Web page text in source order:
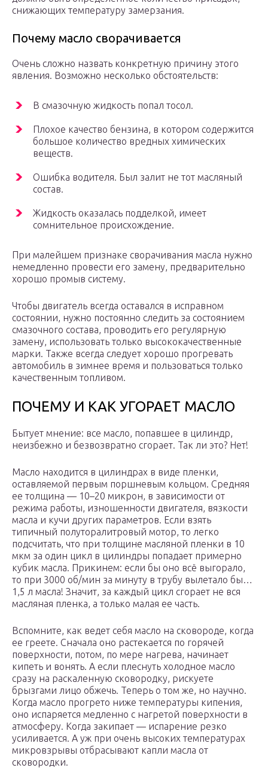
снижающих температуру замерзания.
Почему масло сворачивается
Очень сложно назвать конкретную причину этого
явления. Возможно несколько обстоятельств:
В смазочную жидкость попал тосол.
Плохое качество бензина, в котором содержится
большое количество вредных химических
веществ.
Ошибка водителя. Был залит не тот масляный
состав.
Жидкость оказалась подделкой, имеет
сомнительное происхождение.
При малейшем признаке сворачивания масла нужно
немедленно провести его замену, предварительно
хорошо промыв систему.
Чтобы двигатель всегда оставался в исправном
состоянии, нужно постоянно следить за состоянием
смазочного состава, проводить его регулярную
замену, использовать только высококачественные
марки. Также всегда следует хорошо прогревать
автомобиль в зимнее время и пользоваться только
качественным топливом.
ПОЧЕМУ И КАК УГОРАЕТ МАСЛО
Бытует мнение: все масло, попавшее в цилиндр,
неизбежно и безвозвратно сгорает. Так ли это? Нет!
Масло находится в цилиндрах в виде пленки,
оставляемой первым поршневым кольцом. Средняя
ее толщина — 10–20 микрон, в зависимости от
режима работы, изношенности двигателя, вязкости
масла и кучи других параметров. Если взять
типичный полуторалитровый мотор, то легко
подсчитать, что при толщине масляной пленки в 10
мкм за один цикл в цилиндры попадает примерно
кубик масла. Прикинем: если бы оно всё выгорало,
то при 3000 об/мин за минуту в трубу вылетало бы…
1,5 л масла! Значит, за каждый цикл сгорает не вся
масляная пленка, а только малая ее часть.
Вспомните, как ведет себя масло на сковороде, когда
ее греете. Сначала оно растекается по горячей
поверхности, потом, по мере нагрева, начинает
кипеть и вонять. А если плеснуть холодное масло
сразу на раскаленную сковородку, рискуете
брызгами лицо обжечь. Теперь о том же, но научно.
Когда масло прогрето ниже температуры кипения,
оно испаряется медленно с нагретой поверхности в
атмосферу. Когда закипает — испарение резко
усиливается. А уж при очень высоких температурах
микровзрывы отбрасывают капли масла от
сковородки.